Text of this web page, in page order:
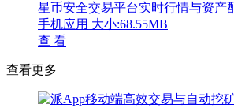
星币安全交易平台实时行情与资产
手机应用 大小:68.55MB
查 看
查看更多